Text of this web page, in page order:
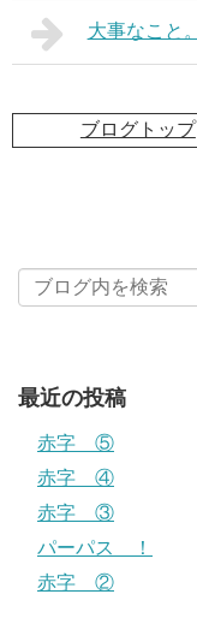
大事なこと。
ブログトップ
最近の投稿
赤字 ⑤
赤字 ④
赤字 ③
パーパス ！
赤字 ②